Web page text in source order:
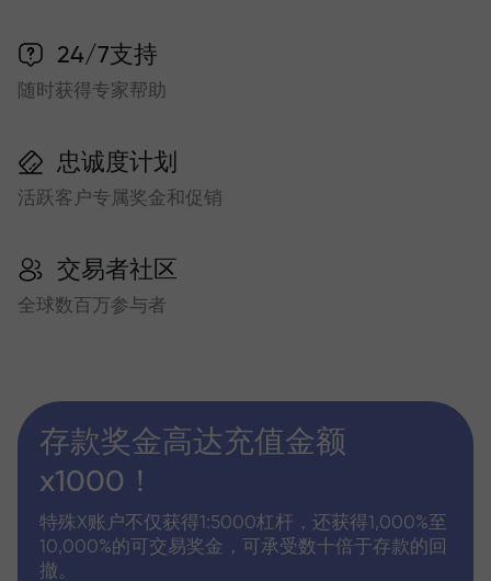
24/7支持
随时获得专家帮助
忠诚度计划
活跃客户专属奖金和促销
交易者社区
全球数百万参与者
存款奖金高达充值金额
x1000！
特殊X账户不仅获得1:5000杠杆，还获得1,000%至
10,000%的可交易奖金，可承受数十倍于存款的回
撤。